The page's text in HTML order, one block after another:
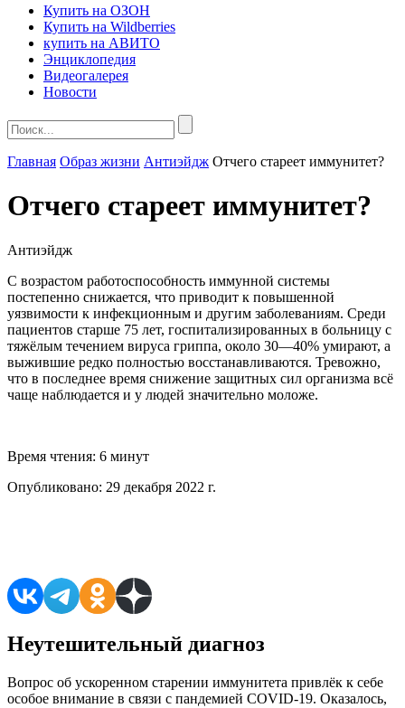
Купить на ОЗОН
Купить на Wildberries
купить на АВИТО
Энциклопедия
Видеогалерея
Новости
Главная Образ жизни Антиэйдж Отчего стареет иммунитет?
Отчего стареет иммунитет?
Антиэйдж
С возрастом работоспособность иммунной системы
постепенно снижается, что приводит к повышенной
уязвимости к инфекционным и другим заболеваниям. Среди
пациентов старше 75 лет, госпитализированных в больницу с
тяжёлым течением вируса гриппа, около 30—40% умирают, а
выжившие редко полностью восстанавливаются. Тревожно,
что в последнее время снижение защитных сил организма всё
чаще наблюдается и у людей значительно моложе.
Время чтения: 6 минут
Опубликовано: 29 декабря 2022 г.
Неутешительный диагноз
Вопрос об ускоренном старении иммунитета привлёк к себе
особое внимание в связи с пандемией COVID-19. Оказалось,